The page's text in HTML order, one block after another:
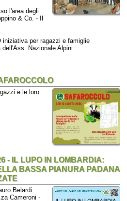
l'area degli
& Co. - Il
iniziativa per ragazzi e famiglie
Nazionale Alpini.
e le loro
- IL LUPO IN LOMBARDIA:
BASSA PIANURA PADANA
Belardi.
Cameroni -